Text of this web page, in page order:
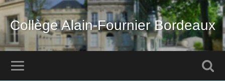
Collège Alain-Fournier Bordeaux